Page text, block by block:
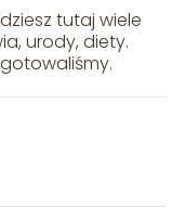
tutaj wiele
urody, diety.